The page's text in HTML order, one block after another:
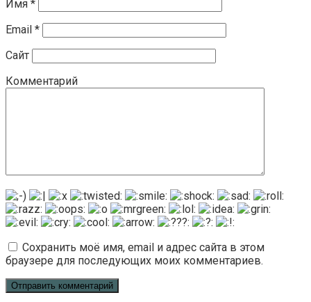
Имя *
Email *
Сайт
Комментарий
Сохранить моё имя, email и адрес сайта в этом
браузере для последующих моих комментариев.